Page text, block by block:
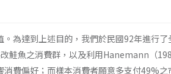
為達到上述目的，我們於民國92年進行了
鮭魚之消費群，以及利用Hanemann（
費偏好；而樣本消費者願意多支付49%